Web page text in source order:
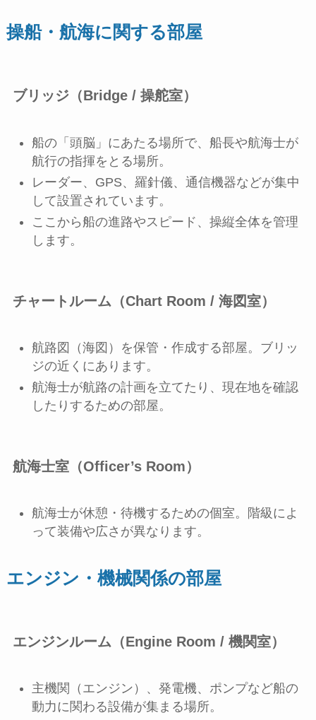
操船・航海に関する部屋
ブリッジ（Bridge / 操舵室）
船の「頭脳」にあたる場所で、船長や航海士が
航行の指揮をとる場所。
レーダー、GPS、羅針儀、通信機器などが集中
して設置されています。
ここから船の進路やスピード、操縦全体を管理
します。
チャートルーム（Chart Room / 海図室）
航路図（海図）を保管・作成する部屋。ブリッ
ジの近くにあります。
航海士が航路の計画を立てたり、現在地を確認
したりするための部屋。
航海士室（Officer’s Room）
航海士が休憩・待機するための個室。階級によ
って装備や広さが異なります。
エンジン・機械関係の部屋
エンジンルーム（Engine Room / 機関室）
主機関（エンジン）、発電機、ポンプなど船の
動力に関わる設備が集まる場所。